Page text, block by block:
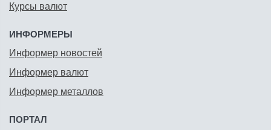
Курсы валют
ИНФОРМЕРЫ
Информер новостей
Информер валют
Информер металлов
ПОРТАЛ